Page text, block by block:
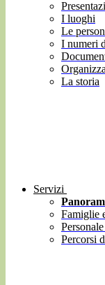
I luoghi
Le
I numeri
La storia
Servizi
Famiglie
Percorsi